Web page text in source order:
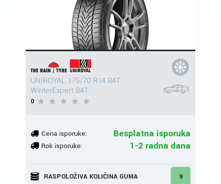
UNIROYAL 175/70 R14 84T
WinterExpert 84T
0
Cena isporuke: Besplatna isporuka
Rok isporuke: 1-2 radna dana
RASPOLOŽIVA KOLIČINA GUMA 9